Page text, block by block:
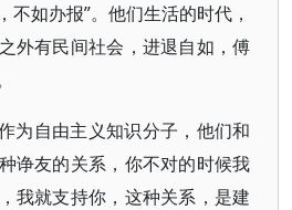
不如办报”。他们生活的时代，
外有民间社会，进退自如，傅
为自由主义知识分子，他们和
诤友的关系，你不对的时候我
我就支持你，这种关系，是建